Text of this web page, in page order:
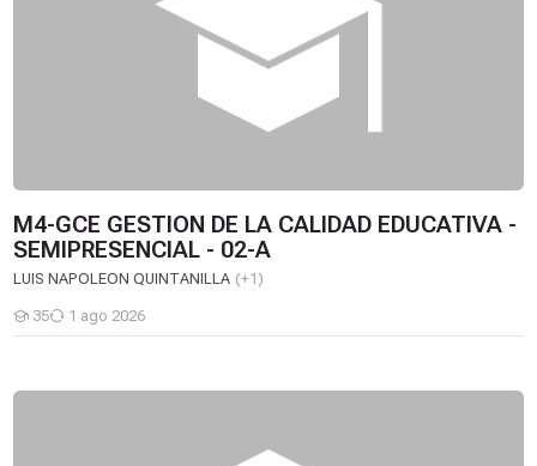
M4-GCE GESTION DE LA CALIDAD EDUCATIVA -
SEMIPRESENCIAL - 02-A
LUIS NAPOLEON QUINTANILLA (+1)
35
Estudiantes
1 ago 2026